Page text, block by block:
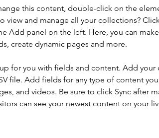
this content, double-click on the
view and manage all your collections?
Add panel on the left. Here, you can
create dynamic pages and more.
for you with fields and content. Add
file. Add fields for any type of content
and videos. Be sure to click Sync after
can see your newest content on your